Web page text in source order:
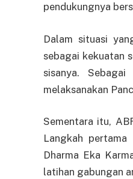
pendukungnya
Dalam situasi
sebagai kekuatan
sisanya.
melaksanakan
Sementara itu,
Langkah
Dharma Eka
latihan gabungan